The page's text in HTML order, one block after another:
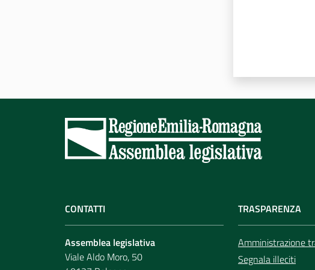
CONTATTI
Assemblea legislativa
Viale Aldo Moro, 50
TRASPARENZA
Amministrazione
Segnala illeciti